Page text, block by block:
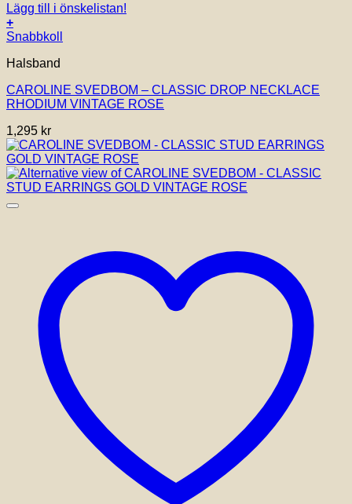
Lägg till i önskelistan!
+
Snabbkoll
Halsband
CAROLINE SVEDBOM – CLASSIC DROP NECKLACE
RHODIUM VINTAGE ROSE
1,295 kr